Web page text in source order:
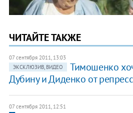
ЧИТАЙТЕ ТАКЖЕ
07 сентября 2011, 13:03
ЭКСКЛЮЗИВ, ВИДЕО
Тимошенко
Дубину и Диденко от
07 сентября 2011, 12:51